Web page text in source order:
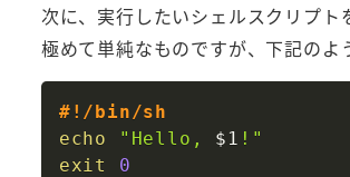
次に、実行したいシェルスクリプト
極めて単純なものですが、下記のよ
#!/bin/sh
echo
"Hello, $1 !"
exit
0